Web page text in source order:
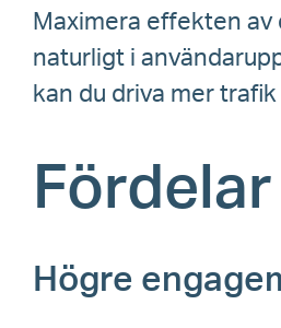
Maximera effekten
naturligt i
kan du driva mer
Högre